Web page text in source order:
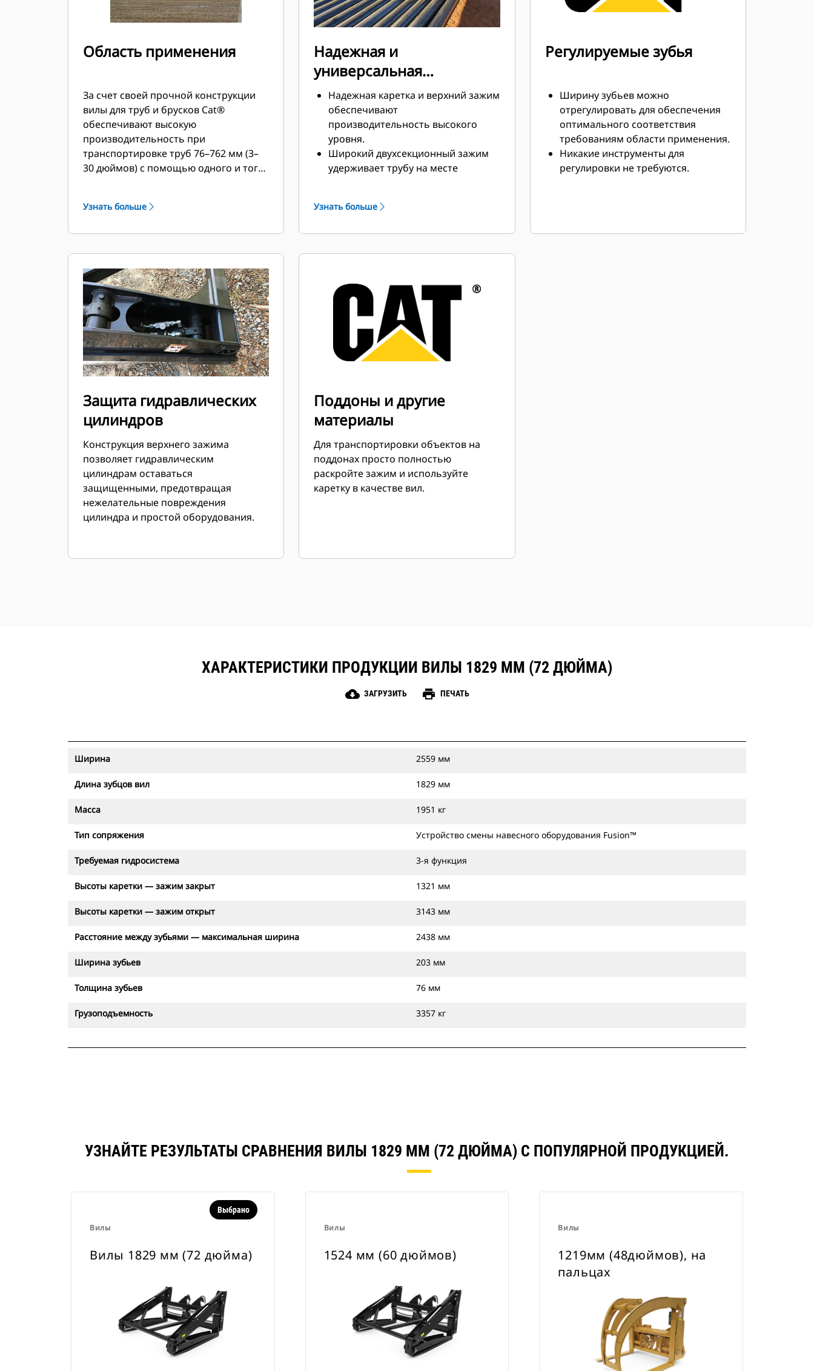
Область применения
За счет своей прочной конструкции
вилы для труб и брусков Cat®
обеспечивают высокую
производительность при
транспортировке труб 76–762 мм (3–
30 дюймов) с помощью одного и того
Узнать больше
Надежная и
универсальная
конструкция
Надежная каретка и верхний зажим
обеспечивают
производительность высокого
уровня.
Широкий двухсекционный зажим
удерживает трубу на месте
соответствии с необходимым
транспортировать одинарные
одного диаметра, увеличивая
производительность.
Узнать больше
Регулируемые зубья
Ширину зубьев можно
отрегулировать для обеспечения
оптимального соответствия
требованиям области применения.
Никакие инструменты для
регулировки не требуются.
Защита гидравлических
цилиндров
Конструкция верхнего зажима
позволяет гидравлическим
цилиндрам оставаться
защищенными, предотвращая
нежелательные повреждения
цилиндра и простой оборудования.
Поддоны и другие
материалы
Для транспортировки объектов на
поддонах просто полностью
раскройте зажим и используйте
каретку в качестве вил.
ХАРАКТЕРИСТИКИ ПРОДУКЦИИ ВИЛЫ 1829 ММ (72 ДЮЙМА)
cloud_download ЗАГРУЗИТЬ print ПЕЧАТЬ
Ширина 2559 мм
Длина зубцов вил 1829 мм
Масса 1951 кг
Тип сопряжения Устройство смены навесного оборудования Fusion™
Требуемая гидросистема 3-я функция
Высоты каретки — зажим закрыт 1321 мм
Высоты каретки — зажим открыт 3143 мм
Расстояние между зубьями — максимальная ширина 2438 мм
Ширина зубьев 203 мм
Толщина зубьев 76 мм
Грузоподъемность 3357 кг
УЗНАЙТЕ РЕЗУЛЬТАТЫ СРАВНЕНИЯ ВИЛЫ 1829 ММ (72 ДЮЙМА) С ПОПУЛЯРНОЙ ПРОДУКЦИЕЙ.
Вилы
Выбрано
Вилы 1829 мм (72 дюйма)
Вилы
1524 мм (60 дюймов)
Вилы
1219мм (48дюймов), на
пальцах